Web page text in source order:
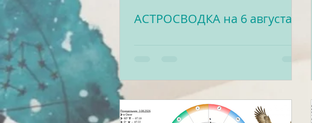
АСТРОСВОДКА на 6 августа